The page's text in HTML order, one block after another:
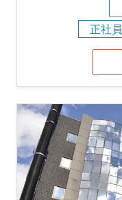
正社員